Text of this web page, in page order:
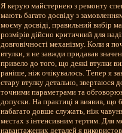
Я керую майстернею з ремонту
мають багато досвіду з
моєму досвіді, правильний вибір
розмірів дійсно критичний для
довговічності механізму. Коли я
втулки, я не завжди придавав
привело до того, що деякі втулки
раніше, ніж очікувалось. Тепер я
стару втулку детально, звертаюся
точними параметрами та
допуски. На практиці я виявив, що
набагато довше служать, ніж
местах з інтенсивним тертям. Для
навантажених деталей я